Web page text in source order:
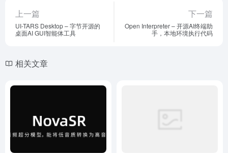
上一篇
UI-TARS Desktop – 字节开源的
桌面AI GUI智能体工具
下一篇
Open Interpreter – 开源AI终端助
手，本地环境执行代码
相关文章